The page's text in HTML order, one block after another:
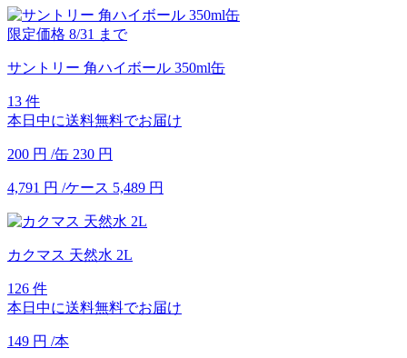
限定価格 8/31 まで
サントリー 角ハイボール 350ml缶
13 件
本日中に送料無料でお届け
200 円 /缶 230 円
4,791 円 /ケース 5,489 円
カクマス 天然水 2L
126 件
本日中に送料無料でお届け
149 円 /本